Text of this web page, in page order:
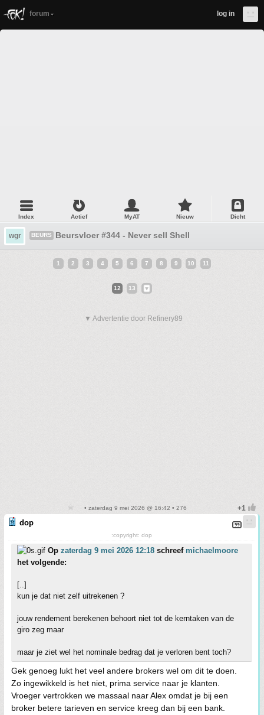
forum log in
Index Actief MyAT Nieuw Dicht
wgr BEURS Beursvloer #344 - Never sell Shell
1 2 3 4 5 6 7 8 9 10 11
12 13
▼ Advertentie door Refinery89
• zaterdag 9 mei 2026 @ 16:42 • 276
dop
:copyright: dop
Op zaterdag 9 mei 2026 12:18 schreef michaelmoore
het volgende:
[..]
kun je dat niet zelf uitrekenen ?
jouw rendement berekenen behoort niet tot de kerntaken van de
giro zeg maar
maar je ziet wel het nominale bedrag dat je verloren bent toch?
Gek genoeg lukt het veel andere brokers wel om dit te doen.
Zo ingewikkeld is het niet, prima service naar je klanten.
Vroeger vertrokken we massaal naar Alex omdat je bij een
broker betere tarieven en service kreeg dan bij een bank.